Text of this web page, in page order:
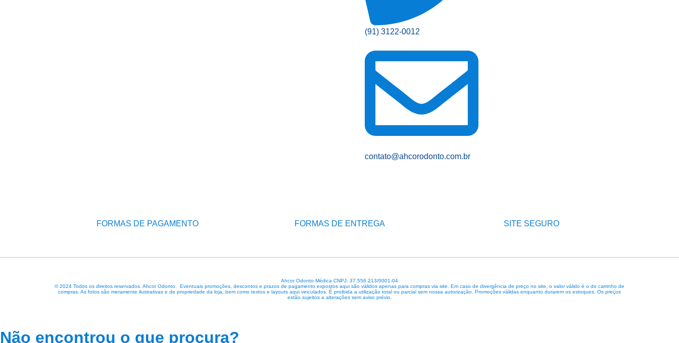
(91) 3122-0012
contato@ahcorodonto.com.br
FORMAS DE PAGAMENTO FORMAS DE ENTREGA SITE SEGURO
Ahcor Odonto Médica CNPJ: 37.556.213/0001-04
© 2024 Todos os direitos reservados. Ahcor Odonto. Eventuais promoções, descontos e prazos de pagamento expostos aqui são válidos apenas para compras via site. Em caso de divergência de preço no site, o valor válido é o do carrinho de
compras. As fotos são meramente ilustrativas e de propriedade da loja, bem como textos e layouts aqui veiculados. É proibida a utilização total ou parcial sem nossa autorização. Promoções válidas enquanto durarem os estoques. Os preços
estão sujeitos a alterações sem aviso prévio.
Não encontrou o que procura?